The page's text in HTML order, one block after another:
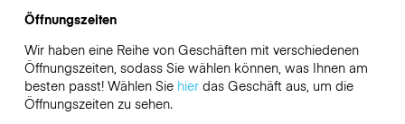
Öffnungszeiten
Wir haben eine Reihe von Geschäften mit verschiedenen
Öffnungszeiten, sodass Sie wählen können, was Ihnen am
besten passt! Wählen Sie hierdas Geschäft aus, um die
Öffnungszeiten zu sehen.